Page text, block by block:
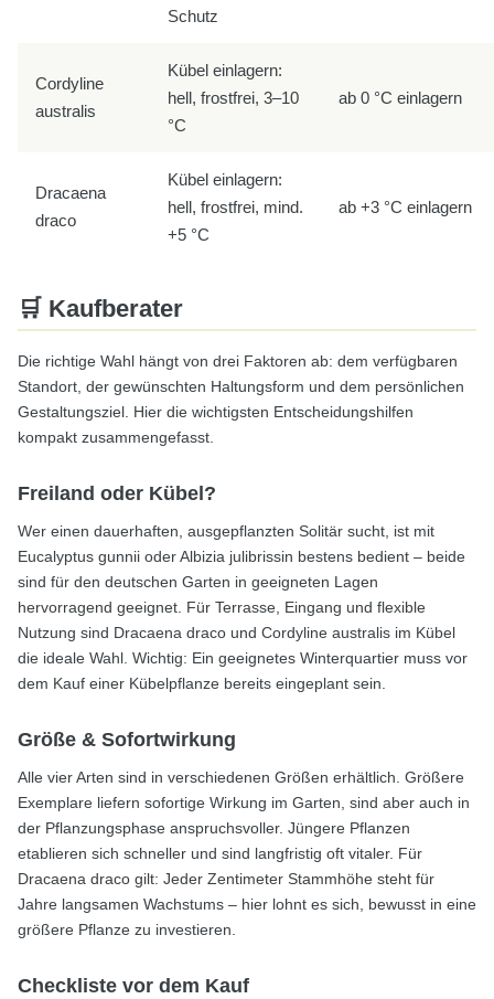
Schutz
Cordyline
australis
Kübel einlagern:
hell, frostfrei, 3–10
°C
ab 0 °C einlagern
Dracaena
draco
Kübel einlagern:
hell, frostfrei, mind.
+5 °C
ab +3 °C einlagern
🛒 Kaufberater
Die richtige Wahl hängt von drei Faktoren ab: dem verfügbaren
Standort, der gewünschten Haltungsform und dem persönlichen
Gestaltungsziel. Hier die wichtigsten Entscheidungshilfen
kompakt zusammengefasst.
Freiland oder Kübel?
Wer einen dauerhaften, ausgepflanzten Solitär sucht, ist mit
Eucalyptus gunnii oder Albizia julibrissin bestens bedient – beide
sind für den deutschen Garten in geeigneten Lagen
hervorragend geeignet. Für Terrasse, Eingang und flexible
Nutzung sind Dracaena draco und Cordyline australis im Kübel
die ideale Wahl. Wichtig: Ein geeignetes Winterquartier muss vor
dem Kauf einer Kübelpflanze bereits eingeplant sein.
Größe & Sofortwirkung
Alle vier Arten sind in verschiedenen Größen erhältlich. Größere
Exemplare liefern sofortige Wirkung im Garten, sind aber auch in
der Pflanzungsphase anspruchsvoller. Jüngere Pflanzen
etablieren sich schneller und sind langfristig oft vitaler. Für
Dracaena draco gilt: Jeder Zentimeter Stammhöhe steht für
Jahre langsamen Wachstums – hier lohnt es sich, bewusst in eine
größere Pflanze zu investieren.
Checkliste vor dem Kauf